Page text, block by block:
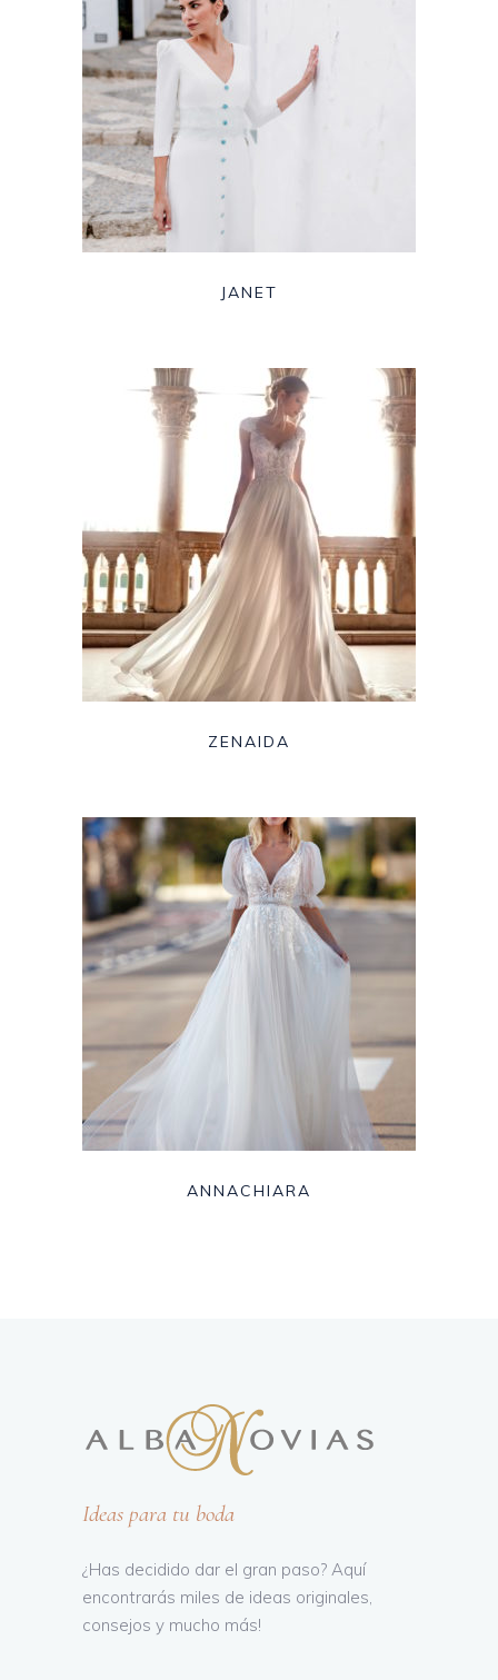
JANET
ZENAIDA
ANNACHIARA
Ideas para tu boda
¿Has decidido dar el gran paso? Aquí
encontrarás miles de ideas originales,
consejos y mucho más!